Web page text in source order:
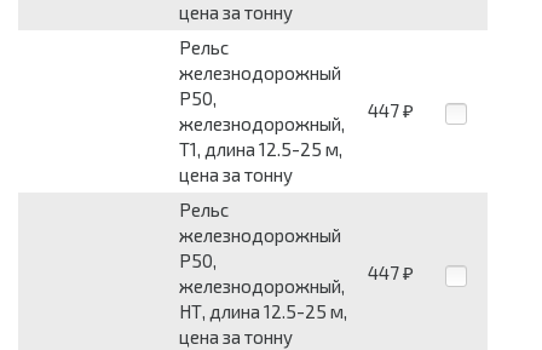
цена за тонну
Рельс
железнодорожный
Р50,
железнодорожный,
Т1, длина 12.5-25 м,
цена за тонну
447 ₽
Рельс
железнодорожный
Р50,
железнодорожный,
НТ, длина 12.5-25 м,
цена за тонну
447 ₽